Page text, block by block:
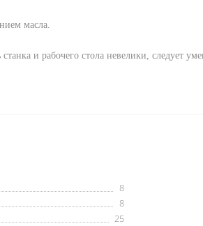
масла.
и рабочего стола невелики, следует
8
8
25